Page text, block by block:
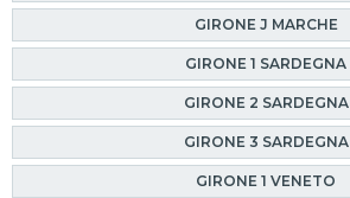
GIRONE J MARCHE
GIRONE 1 SARDEGNA
GIRONE 2 SARDEGNA
GIRONE 3 SARDEGNA
GIRONE 1 VENETO